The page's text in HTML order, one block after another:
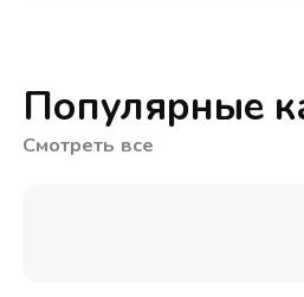
Популярные
Смотреть все